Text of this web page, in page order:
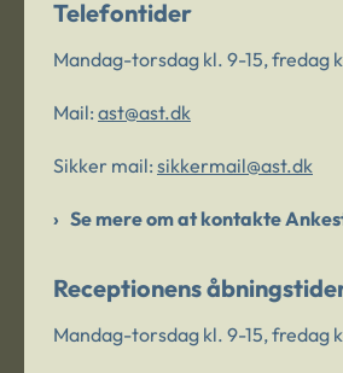
Telefontider
Mandag-torsdag kl. 9-15, fredag
Mail: ast@ast.dk
Sikker mail: sikkermail@ast.dk
Se mere om at kontakte
Receptionens
Mandag-torsdag kl. 9-15, fredag